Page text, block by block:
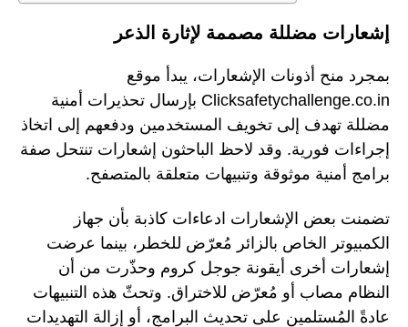
إشعارات مضللة مصممة لإثارة الذعر
بمجرد منح أذونات الإشعارات، يبدأ موقع
Clicksafetychallenge.co.in بإرسال تحذيرات أمنية
مضللة تهدف إلى تخويف المستخدمين ودفعهم إلى اتخاذ
إجراءات فورية. وقد لاحظ الباحثون إشعارات تنتحل صفة
برامج أمنية موثوقة وتنبيهات متعلقة بالمتصفح.
تضمنت بعض الإشعارات ادعاءات كاذبة بأن جهاز
الكمبيوتر الخاص بالزائر مُعرّض للخطر، بينما عرضت
إشعارات أخرى أيقونة جوجل كروم وحذّرت من أن
النظام مصاب أو مُعرّض للاختراق. وتحثّ هذه التنبيهات
عادةً المُستلمين على تحديث البرامج، أو إزالة التهديدات